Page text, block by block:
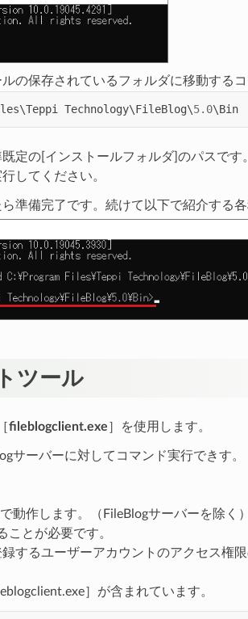
の保存されているフォルダに移動するコ
\Teppi Technology\FileBlog\5.0\Bin
定の[インストールフォルダ]のパスで
してください。
準備完了です。続けて以下で紹介する
ツール
fileblogclient.exe］を使用します。
サーバーに対してコマンド実行できす。
動作します。（FileBlogサーバーを除く）
ことが必要です。
するユーザーアカウントのアクセス権限
］が含まれています。